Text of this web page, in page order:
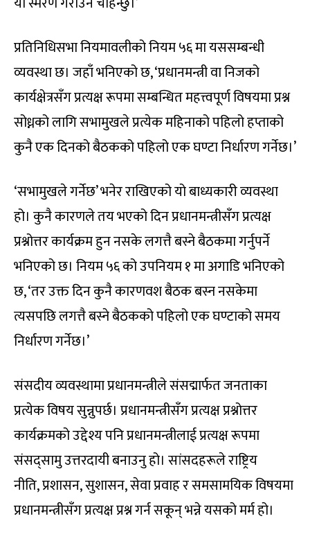
प्रतिनिधिसभा नियमावलीको नियम ५६ मा यससम्बन्धी
व्यवस्था छ। जहाँ भनिएको छ, ‘प्रधानमन्त्री वा निजको
कार्यक्षेत्रसँग प्रत्यक्ष रूपमा सम्बन्धित महत्त्वपूर्ण विषयमा प्रश्न
सोध्नको लागि सभामुखले प्रत्येक महिनाको पहिलो हप्ताको
कुनै एक दिनको बैठकको पहिलो एक घण्टा निर्धारण गर्नेछ।’
‘सभामुखले गर्नेछ’ भनेर राखिएको यो बाध्यकारी व्यवस्था
हो। कुनै कारणले तय भएको दिन प्रधानमन्त्रीसँग प्रत्यक्ष
प्रश्नोत्तर कार्यक्रम हुन नसके लगत्तै बस्ने बैठकमा गर्नुपर्ने
भनिएको छ। नियम ५६ को उपनियम १ मा अगाडि भनिएको
छ, ‘तर उक्त दिन कुनै कारणवश बैठक बस्न नसकेमा
त्यसपछि लगत्तै बस्ने बैठकको पहिलो एक घण्टाको समय
निर्धारण गर्नेछ।’
संसदीय व्यवस्थामा प्रधानमन्त्रीले संसद्मार्फत जनताका
प्रत्येक विषय सुन्नुपर्छ। प्रधानमन्त्रीसँग प्रत्यक्ष प्रश्नोत्तर
कार्यक्रमको उद्देश्य पनि प्रधानमन्त्रीलाई प्रत्यक्ष रूपमा
संसद्सामु उत्तरदायी बनाउनु हो। सांसदहरूले राष्ट्रिय
नीति, प्रशासन, सुशासन, सेवा प्रवाह र समसामयिक विषयमा
प्रधानमन्त्रीसँग प्रत्यक्ष प्रश्न गर्न सकून् भन्ने यसको मर्म हो।